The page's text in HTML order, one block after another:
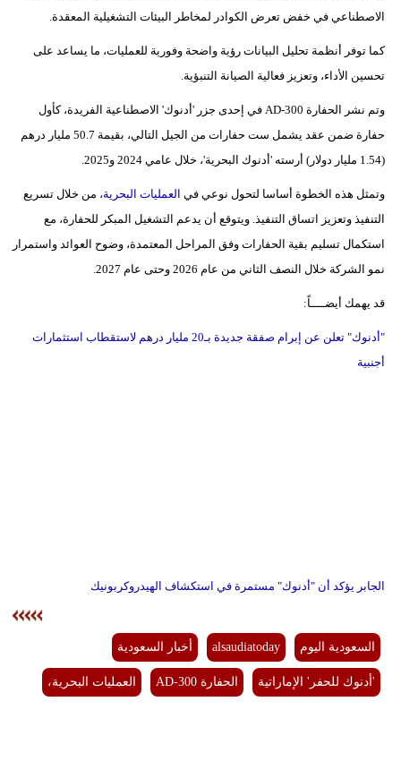
الاصطناعي في خفض تعرض الكوادر لمخاطر البيئات التشغيلية المعقدة.
كما توفر أنظمة تحليل البيانات رؤية واضحة وفورية للعمليات، ما يساعد على
تحسين الأداء، وتعزيز فعالية الصيانة التنبؤية.
وتم نشر الحفارة AD-300 في إحدى جزر 'أدنوك' الاصطناعية الفريدة، كأول
حفارة ضمن عقد يشمل ست حفارات من الجيل التالي، بقيمة 50.7 مليار درهم
(1.54 مليار دولار) أرسته 'أدنوك البحرية'، خلال عامي 2024 و2025.
وتمثل هذه الخطوة أساسا لتحول نوعي في العمليات البحرية، من خلال تسريع
التنفيذ وتعزيز اتساق التنفيذ. ويتوقع أن يدعم التشغيل المبكر للحفارة، مع
استكمال تسليم بقية الحفارات وفق المراحل المعتمدة، وضوح العوائد واستمرار
نمو الشركة خلال النصف الثاني من عام 2026 وحتى عام 2027.
قد يهمك أيضــــاً:
"أدنوك" تعلن عن إبرام صفقة جديدة بـ20 مليار درهم لاستقطاب استثمارات
أجنبية
الجابر يؤكد أن "أدنوك" مستمرة في استكشاف الهيدروكربونيك
السعودية اليوم alsaudiatoday أخبار السعودية
'أدنوك للحفر' الإماراتية الحفارة AD-300 العمليات البحرية،